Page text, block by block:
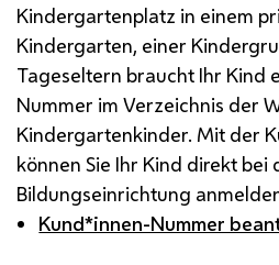
Kindergartenplatz in einem
Kindergarten, einer
Tageseltern braucht Ihr Kind
Nummer im Verzeichnis der
Kindergartenkinder. Mit der
können Sie Ihr Kind direkt bei
Bildungseinrichtung
Kund*innen-Nummer